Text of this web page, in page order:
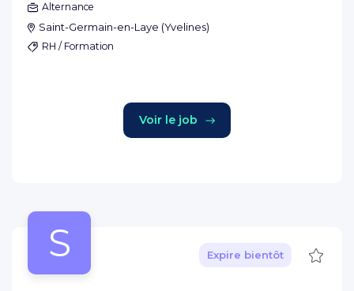
Alternance
Saint-Germain-en-Laye (Yvelines)
RH / Formation
Voir le job
S Expire bientôt